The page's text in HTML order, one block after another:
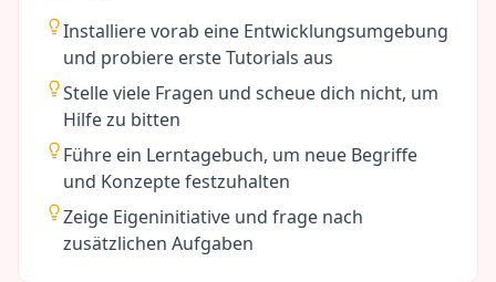
Installiere vorab eine Entwicklungsumgebung
und probiere erste Tutorials aus
Stelle viele Fragen und scheue dich nicht, um
Hilfe zu bitten
Führe ein Lerntagebuch, um neue Begriffe
und Konzepte festzuhalten
Zeige Eigeninitiative und frage nach
zusätzlichen Aufgaben